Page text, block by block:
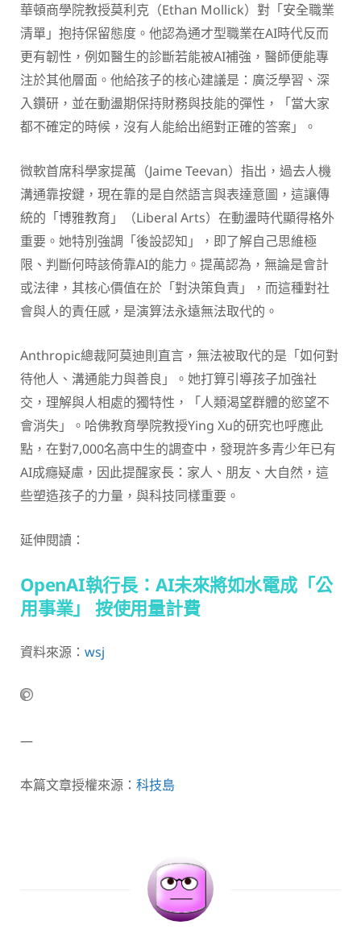
華頓商學院教授莫利克（Ethan Mollick）對「安全職業
清單」抱持保留態度。他認為通才型職業在AI時代反而
更有韌性，例如醫生的診斷若能被AI補強，醫師便能專
注於其他層面。他給孩子的核心建議是：廣泛學習、深
入鑽研，並在動盪期保持財務與技能的彈性，「當大家
都不確定的時候，沒有人能給出絕對正確的答案」。
微軟首席科學家提萬（Jaime Teevan）指出，過去人機
溝通靠按鍵，現在靠的是自然語言與表達意圖，這讓傳
統的「博雅教育」（Liberal Arts）在動盪時代顯得格外
重要。她特別強調「後設認知」，即了解自己思維極
限、判斷何時該倚靠AI的能力。提萬認為，無論是會計
或法律，其核心價值在於「對決策負責」，而這種對社
會與人的責任感，是演算法永遠無法取代的。
Anthropic總裁阿莫迪則直言，無法被取代的是「如何對
待他人、溝通能力與善良」。她打算引導孩子加強社
交，理解與人相處的獨特性，「人類渴望群體的慾望不
會消失」。哈佛教育學院教授Ying Xu的研究也呼應此
點，在對7,000名高中生的調查中，發現許多青少年已有
AI成癮疑慮，因此提醒家長：家人、朋友、大自然，這
些塑造孩子的力量，與科技同樣重要。
延伸閱讀：
OpenAI執行長：AI未來將如水電成「公
用事業」 按使用量計費
資料來源： wsj
—
本篇文章授權來源： 科技島